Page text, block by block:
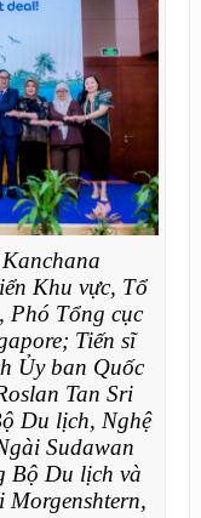
Khu vực, Tổ
Phó Tổng cục
Tiến sĩ
Ủy ban Quốc
Tan Sri
Du lịch, Nghệ
Sudawan
Bộ Du lịch và